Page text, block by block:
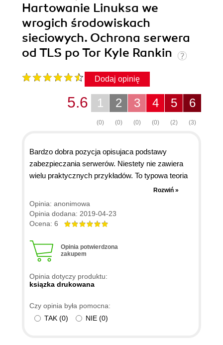
Hartowanie Linuksa we
wrogich środowiskach
sieciowych. Ochrona serwera
od TLS po Tor Kyle Rankin
Dodaj opinię
6
(3)
5
(2)
4
(0)
3
(0)
2
(0)
1
(0)
5.6
Bardzo dobra pozycja opisujaca podstawy
zabezpieczania serwerów. Niestety nie zawiera
wielu praktycznych przykładów. To typowa teoria
opisująca zalecane praktyki dla administratorów
systemów. Warto jednak ją przeczytać, aby
zwiększyć swoją świadomość. Moim zdaniem to
dobra pozycja dla początkujących administratorów
wiedzę z tego zakresu. Brawo za opisanie
bezpiecznych dystrybucji, w tym Qubes OS.
systemu.
Rozwiń »
Opinia: anonimowa
Opinia dodana: 2019-04-23
Ocena: 6
Opinia potwierdzona
zakupem
Opinia dotyczy produktu:
ksiązka drukowana
Czy opinia była pomocna:
TAK (0) NIE (0)